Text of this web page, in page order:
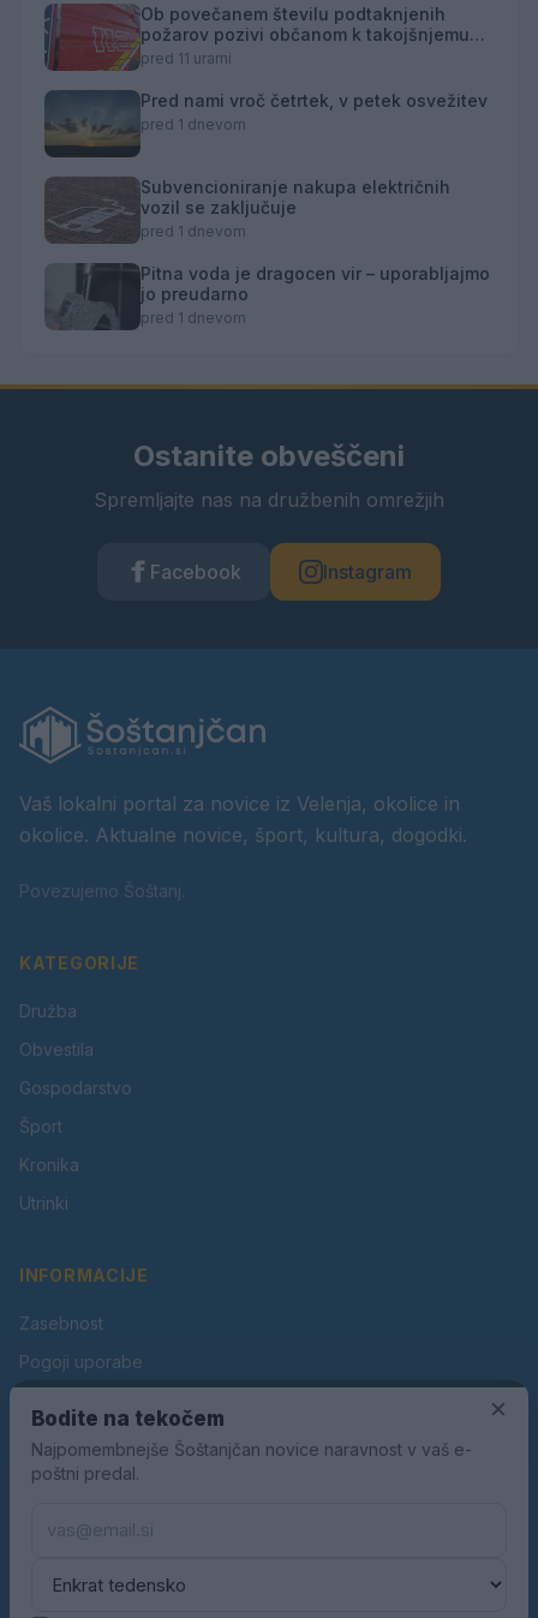
Ob povečanem številu podtaknjenih
požarov pozivi občanom k takojšnjemu
obveščanju policije
pred 11 urami
Pred nami vroč četrtek, v petek osvežitev
pred 1 dnevom
Subvencioniranje nakupa električnih
vozil se zaključuje
pred 1 dnevom
Pitna voda je dragocen vir – uporabljajmo
jo preudarno
pred 1 dnevom
Ostanite obveščeni
Spremljajte nas na družbenih omrežjih
Facebook Instagram
Vaš lokalni portal za novice iz Velenja, okolice in
okolice. Aktualne novice, šport, kultura, dogodki.
Povezujemo Šoštanj.
KATEGORIJE
Družba
Obvestila
Gospodarstvo
Šport
Kronika
Utrinki
INFORMACIJE
Zasebnost
Pogoji uporabe
Oglaševanje
Kontakt
×
Bodite na tekočem
Najpomembnejše Šoštanjčan novice naravnost v vaš e-
poštni predal.